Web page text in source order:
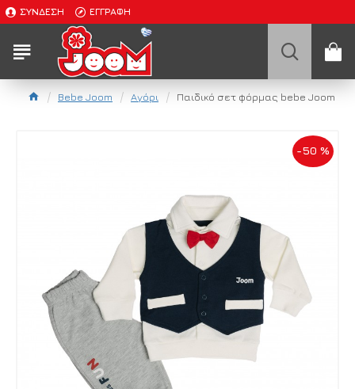
ΣΎΝΔΕΣΗ ΕΓΓΡΑΦΉ
Bebe Joom Αγόρι Παιδικό σετ φόρμας bebe Joom
-50 %